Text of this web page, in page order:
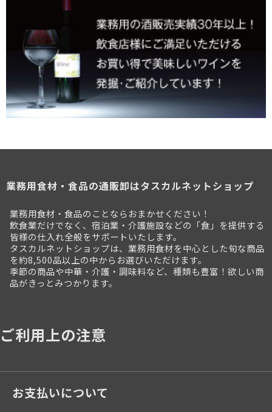
業務用食材・食品の通販卸はタスカルネットショップ
業務用食材・食品のことならおまかせください！
飲食業だけでなく、宿泊業・介護施設などの「食」を提供する
皆様の仕入れ全般をサポートいたします。
タスカルネットショップは、業務用食材を中心とした旬な商品
を約8,500品以上の中からお選びいただけます。
季節の商品や中華・介護・調味料など、種類も豊富！欲しい商
品がきっとみつかります。
ご利用上の注意
お支払いについて